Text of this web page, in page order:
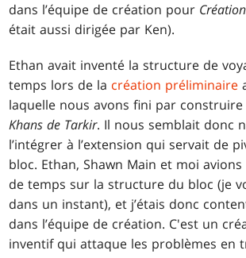
dans l’équipe de création pour
était aussi dirigée par Ken).
Ethan avait inventé la structure de
temps lors de la création préliminaire
laquelle nous avons fini par
Khans de Tarkir. Il nous semblait donc
l’intégrer à l’extension qui servait de
bloc. Ethan, Shawn Main et moi
de temps sur la structure du bloc (je
dans un instant), et j’étais donc
dans l’équipe de création. C'est un
inventif qui attaque les problèmes en